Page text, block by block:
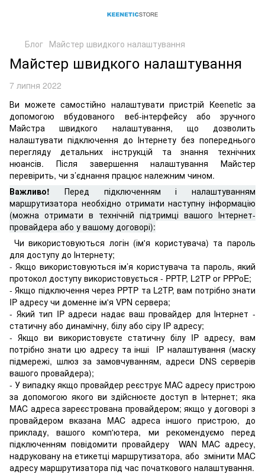
Блог Майстер швидкого налаштування
Майстер швидкого налаштування
7 липня 2022
Ви можете самостійно налаштувати пристрій Keenetic за
допомогою вбудованого веб-інтерфейсу або зручного
Майстра швидкого налаштування, що дозволить
налаштувати підключення до Інтернету без попереднього
перегляду детальних інструкцій та знання технічних
нюансів. Після завершення налаштування Майстер
перевірить, чи з’єднання працює належним чином.
Важливо! Перед підключенням і налаштуванням
маршрутизатора необхідно отримати наступну інформацію
(можна отримати в технічній підтримці вашого Інтернет-
провайдера або у вашому договорі):
Чи використовуються логін (ім'я користувача) та пароль
для доступу до Інтернету;
- Якщо використовуються ім’я користувача та пароль, який
протокол доступу використовується - PPTP, L2TP or PPPoE;
- Якщо підключення через PPTP та L2TP, вам потрібно знати
IP адресу чи доменне ім'я VPN сервера;
- Який тип IP адреси надає ваш провайдер для Інтернет -
статичну або динамічну, білу або сіру IP адресу;
- Якщо ви використовуєте статичну білу IP адресу, вам
потрібно знати цю адресу та інші IP налаштування (маску
підмережі, шлюз за замовчуванням, адреси DNS серверів
вашого провайдера);
- У випадку якщо провайдер реєструє MAC адресу пристрою
за допомогою якого ви здійснюєте доступ в Інтернет; яка
MAC адреса зареєстрована провайдером; якщо у договорі з
провайдером вказана MAC адреса іншого пристрою, до
прикладу, вашого комп'ютера, ми рекомендуємо перед
підключенням повідомити провайдеру WAN MAC адресу,
надруковану на етикетці маршрутизатора, або змінити MAC
адресу маршрутизатора під час початкового налаштування.